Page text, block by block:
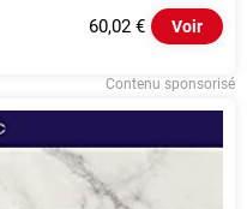
60,02 € Voir
Contenu sponsorisé